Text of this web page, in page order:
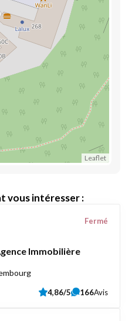
Leaflet
vous intéresser :
Immobilière
Fermé
4,86/5 166Avis